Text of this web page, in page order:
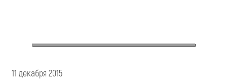
11 декабря 2015